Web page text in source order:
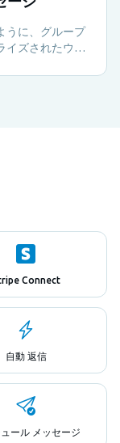
うに、グループ
イズされたウェ
Connect
自動 返信
ール メッセージ